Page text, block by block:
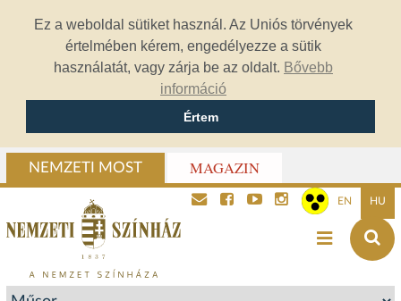
Ez a weboldal sütiket használ. Az Uniós törvények
értelmében kérem, engedélyezze a sütik
használatát, vagy zárja be az oldalt. Bővebb
információ
Értem
NEMZETI MOST MAGAZIN
EN HU